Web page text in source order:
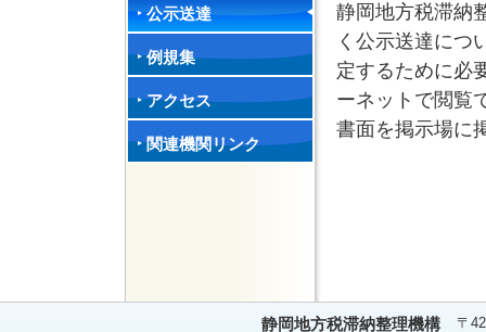
公示送達
例規集
アクセス
関連機関リンク
静岡地方税滞納
く公示送達につ
定するために必
ーネットで閲覧
書面を掲示場に
静岡地方税滞納整理機構
〒